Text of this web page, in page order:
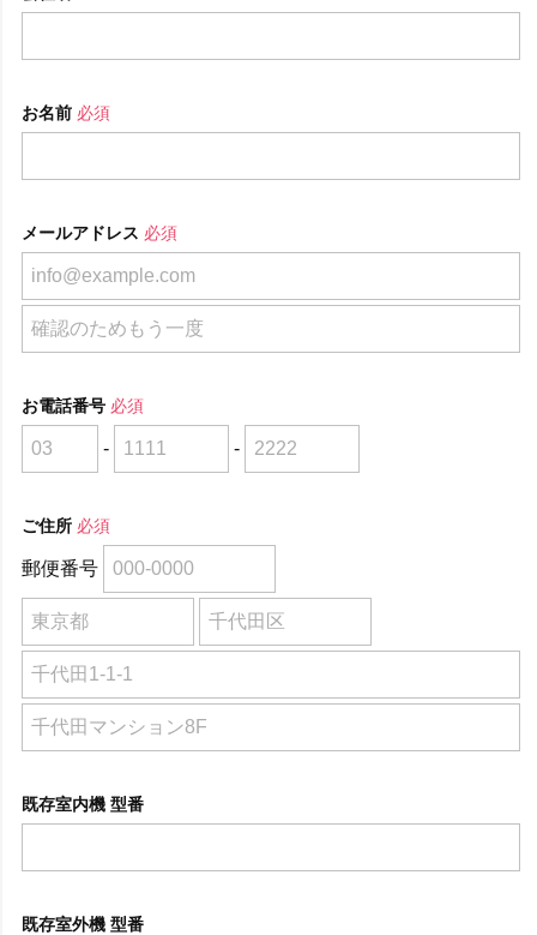
お名前 必須
メールアドレス 必須
お電話番号 必須
- -
ご住所 必須
郵便番号
既存室内機 型番
既存室外機 型番